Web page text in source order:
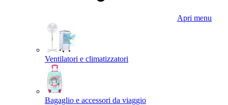
Apri menu
Ventilatori e climatizzatori
Bagaglio e accessori da viaggio